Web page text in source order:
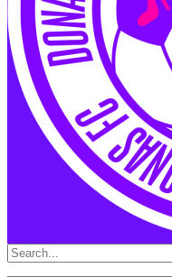
Search
for: